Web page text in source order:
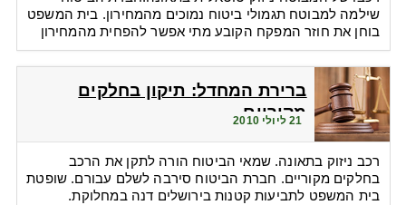
שילמה למבוטח תגמולי ביטוח נמוכים מהמחירון. בית המשפט
בוחן את חוזר המפקח הקובע מתי אפשר להפחית מהמחירון
ברירת המחדל: תיקון בחלקים
מקוריים
21 ליולי 2010
רכב ניזוק בתאונה. שמאי הביטוח הורה לתקן את הרכב
בחלקים מקוריים. חברת הביטוח סירבה לשלם עבורם. שופטת
בית המשפט לתביעות קטנות בירושלים דנה במחלוקת.